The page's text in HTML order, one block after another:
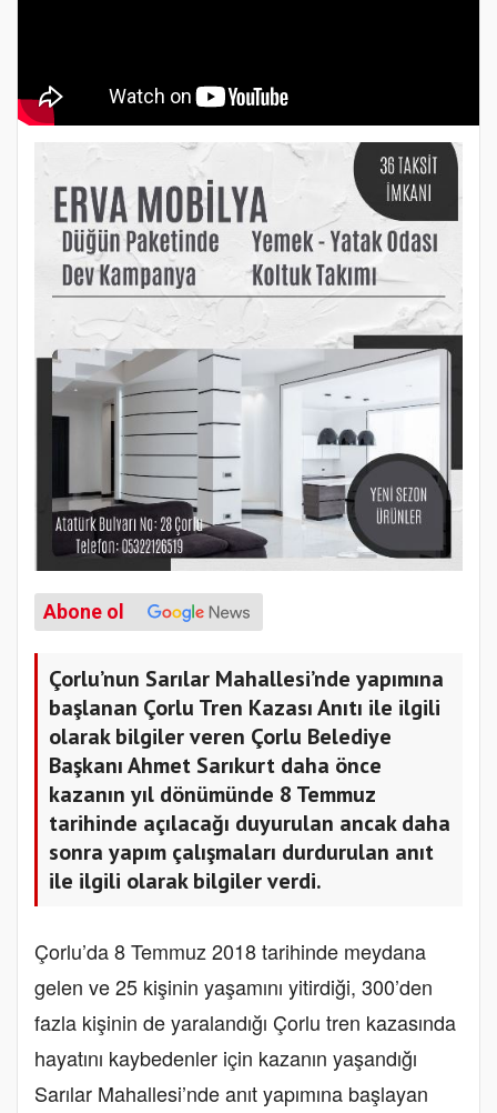
Abone ol
Çorlu’nun Sarılar Mahallesi’nde yapımına
başlanan Çorlu Tren Kazası Anıtı ile ilgili
olarak bilgiler veren Çorlu Belediye
Başkanı Ahmet Sarıkurt daha önce
kazanın yıl dönümünde 8 Temmuz
tarihinde açılacağı duyurulan ancak daha
sonra yapım çalışmaları durdurulan anıt
ile ilgili olarak bilgiler verdi.
Çorlu’da 8 Temmuz 2018 tarihinde meydana
gelen ve 25 kişinin yaşamını yitirdiği, 300’den
fazla kişinin de yaralandığı Çorlu tren kazasında
hayatını kaybedenler için kazanın yaşandığı
Sarılar Mahallesi’nde anıt yapımına başlayan